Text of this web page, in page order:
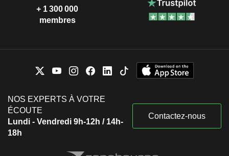
+ 1 300 000
membres
NOS EXPERTS À VOTRE
ÉCOUTE
Lundi - Vendredi 9h-12h / 14h-
18h
Contactez-nous